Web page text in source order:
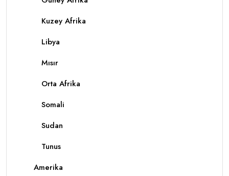
Kuzey Afrika
Libya
Mısır
Orta Afrika
Somali
Sudan
Tunus
Amerika